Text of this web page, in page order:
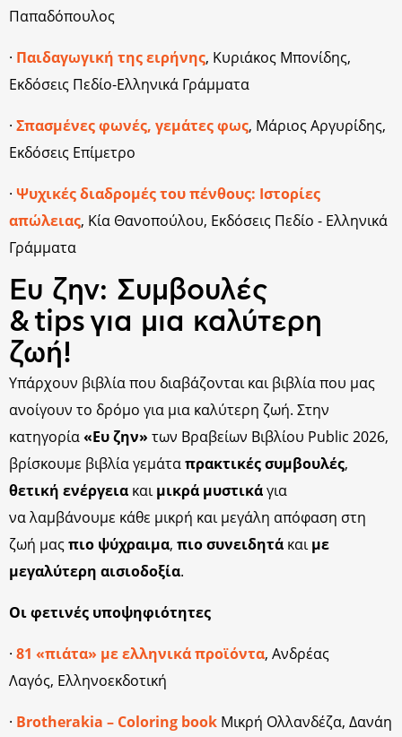
Παπαδόπουλος
· Παιδαγωγική της ειρήνης, Κυριάκος Μπονίδης,
Εκδόσεις Πεδίο-Ελληνικά Γράμματα
· Σπασμένες φωνές, γεμάτες φως, Μάριος Αργυρίδης,
Εκδόσεις Επίμετρο
· Ψυχικές διαδρομές του πένθους: Ιστορίες
απώλειας, Κία Θανοπούλου, Εκδόσεις Πεδίο - Ελληνικά
Γράμματα
Ευ ζην: Συμβουλές
& tips για μια καλύτερη
ζωή!
Υπάρχουν βιβλία που διαβάζονται και βιβλία που μας
ανοίγουν το δρόμο για μια καλύτερη ζωή. Στην
κατηγορία«Ευ ζην» των Βραβείων Βιβλίου Public 2026,
βρίσκουμε βιβλία γεμάταπρακτικές συμβουλές,
θετική ενέργεια καιμικρά μυστικάγια
να λαμβάνουμε κάθε μικρή και μεγάλη απόφαση στη
ζωή μαςπιο ψύχραιμα, πιο συνειδητά καιμε
μεγαλύτερη αισιοδοξία.
Οι φετινές υποψηφιότητες
· 81 «πιάτα» με ελληνικά προϊόντα, Ανδρέας
Λαγός, Ελληνοεκδοτική
· Brotherakia – Coloring book Μικρή Ολλανδέζα, Δανάη